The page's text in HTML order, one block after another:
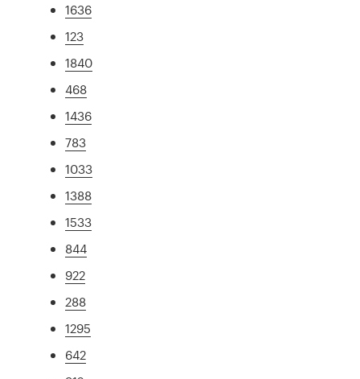
1636
123
1840
468
1436
783
1033
1388
1533
844
922
288
1295
642